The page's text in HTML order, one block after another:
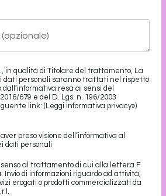
in qualità di Titolare del trattamento, La
dati personali saranno trattati nel rispetto
resa ai sensi del
679 e del D. Lgs. n. 196/2003
link: (Leggi informativa privacy»)
preso visione dell’informativa al
dati personali
al trattamento di cui alla lettera F
Invio di informazioni riguardo ad attività,
erogati o prodotti commercializzati da